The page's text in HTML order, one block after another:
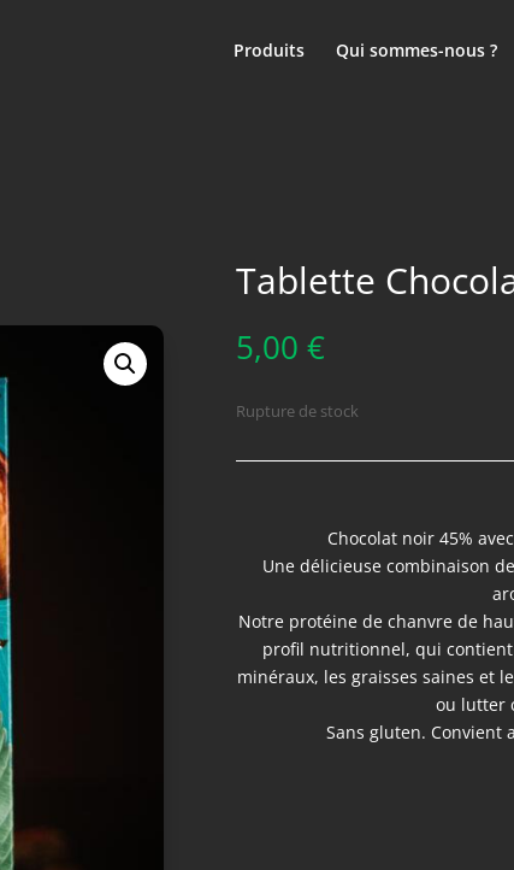
Produits Qui sommes-nous ?
Tablette
5,00 €
Rupture de stock
Chocolat noir 45%
Une délicieuse combinaison
Notre protéine de chanvre de
profil nutritionnel, qui
minéraux, les graisses saines et
ou lutter
Sans gluten. Convient